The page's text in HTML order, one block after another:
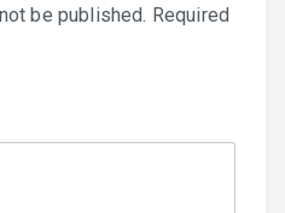
be published. Required